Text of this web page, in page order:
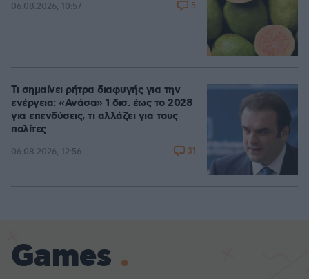
06.08.2026, 10:57 5
Τι σημαίνει ρήτρα διαφυγής για την
ενέργεια: «Ανάσα» 1 δισ. έως το 2028
για επενδύσεις, τι αλλάζει για τους
πολίτες
06.08.2026, 12:56 31
Games